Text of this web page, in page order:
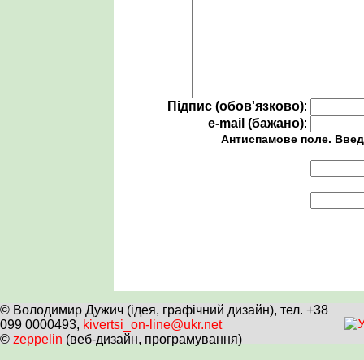
Підпис (обов'язково):
e-mail (бажано):
Антиспамове поле.
© Володимир Дужич (ідея, графічний дизайн), тел. +38
099 0000493, kivertsi_on-line@ukr.net
© zeppelin (веб-дизайн, програмування)